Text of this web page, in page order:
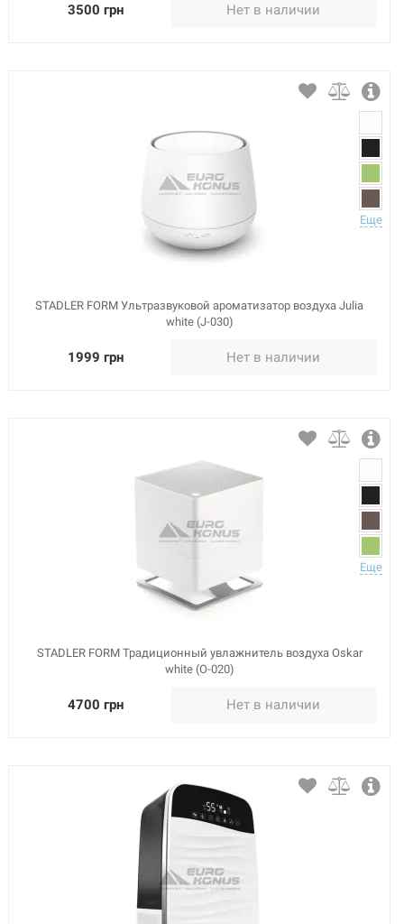
3500 грн Нет в наличии
Еще
STADLER FORM Ультразвуковой ароматизатор воздуха Julia
white (J-030)
1999 грн Нет в наличии
Еще
STADLER FORM Традиционный увлажнитель воздуха Oskar
white (O-020)
4700 грн Нет в наличии